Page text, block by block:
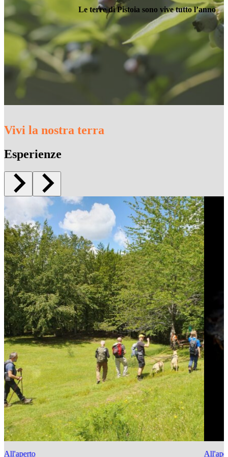
Le terre di Pistoia sono vive tutto l’anno
Vivi la nostra terra
Esperienze
All'aperto